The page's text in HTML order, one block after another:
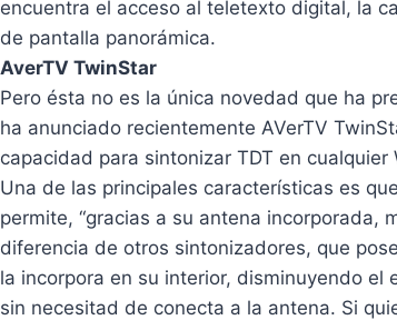
encuentra el acceso al teletexto digital, la
de pantalla panorámica.
AverTV TwinStar
Pero ésta no es la única novedad que ha
ha anunciado recientemente AVerTV
capacidad para sintonizar TDT en
Una de las principales características es
permite, “gracias a su antena incorporada,
diferencia de otros sintonizadores, que
la incorpora en su interior, disminuyendo
sin necesitad de conecta a la antena. Si